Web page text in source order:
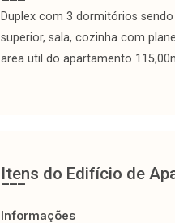
Duplex com 3 dormitórios
superior, sala, cozinha com
area util do apartamento
Itens do Edifício de
Informações